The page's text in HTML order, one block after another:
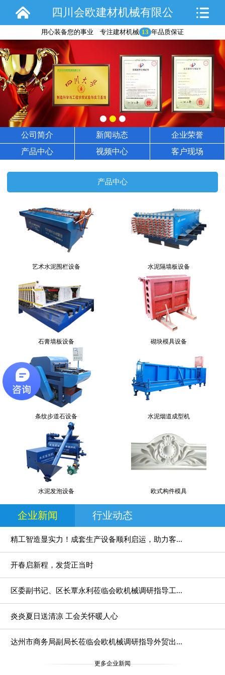
四川会欧建材机械有限公
司
用心装备您的事业 专注建材机械 13 年品质保证
公司简介 新闻动态
企业荣誉
产品中心
视频中心 客户现场
产品中心
艺术水泥围栏设备 水泥隔墙板设备
石膏墙板设备 砌块模具设备
条纹步道石设备 水泥烟道成型机
水泥发泡设备 欧式构件模具
企业新闻 行业动态
精工智造显实力！成套生产设备顺利启运，助力客...
开春启新程，发货正当时
区委副书记、区长覃永利莅临会欧机械调研指导工...
炎炎夏日送清凉 工会关怀暖人心
达州市商务局副局长莅临会欧机械调研指导外贸出...
更多企业新闻